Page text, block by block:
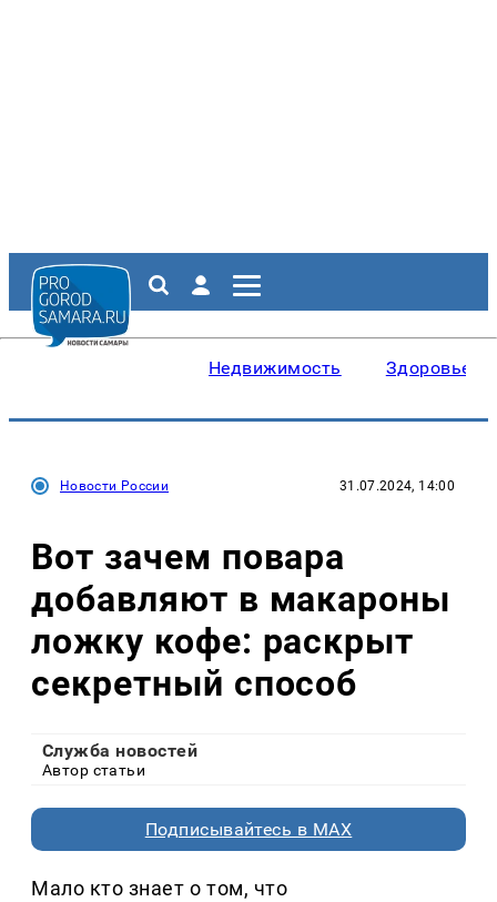
Недвижимость Здоровье
Новости России 31.07.2024, 14:00
Вот зачем повара
добавляют в макароны
ложку кофе: раскрыт
секретный способ
Служба новостей
Автор статьи
Подписывайтесь в MAX
Мало кто знает о том, что